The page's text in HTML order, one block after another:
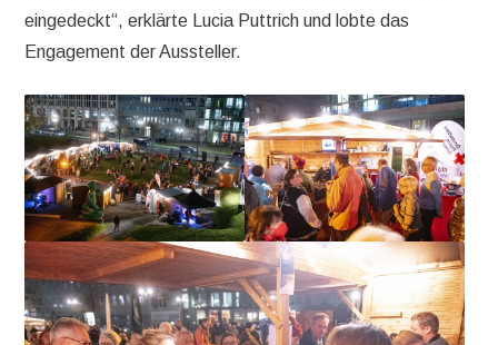
eingedeckt“, erklärte Lucia Puttrich und lobte das
Engagement der Aussteller.